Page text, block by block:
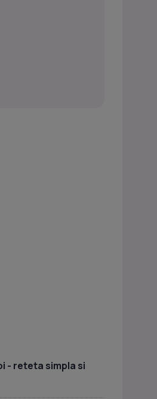
- reteta simpla si